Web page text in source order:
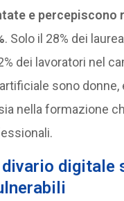
e percepiscono
. Solo il 28% dei
dei lavoratori nel
sono
nella formazione
digitale